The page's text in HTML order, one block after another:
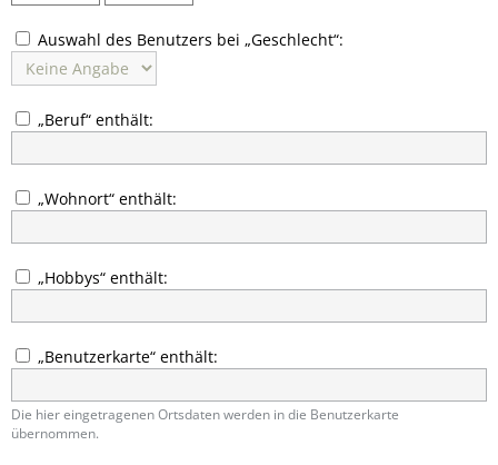
Auswahl des Benutzers bei „Geschlecht“:
„Beruf“ enthält:
„Wohnort“ enthält:
„Hobbys“ enthält:
„Benutzerkarte“ enthält:
Die hier eingetragenen Ortsdaten werden in die Benutzerkarte
übernommen.